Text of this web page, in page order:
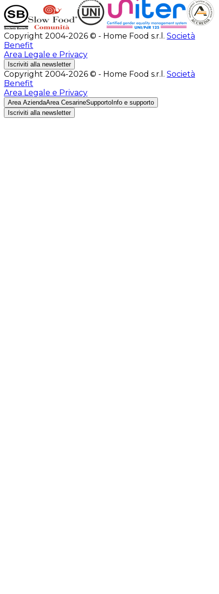
Copyright 2004-2026 © - Home Food s.r.l. Società
Benefit
Area Legale e Privacy
Iscriviti alla newsletter
Copyright 2004-2026 © - Home Food s.r.l. Società
Benefit
Area Legale e Privacy
Area AziendaArea CesarineSupporto Info e supporto
Iscriviti alla newsletter